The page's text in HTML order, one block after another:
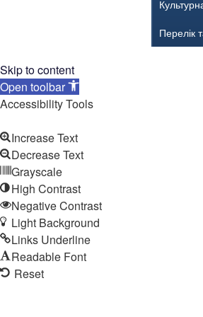
Перелік
Skip to content
Open toolbar
Accessibility Tools
Increase Text
Decrease Text
Grayscale
High Contrast
Negative Contrast
Light Background
Links Underline
Readable Font
Reset